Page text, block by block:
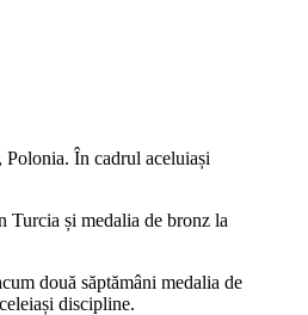
În cadrul aceluiași
Turcia și medalia de bronz la
două săptămâni medalia de
discipline.